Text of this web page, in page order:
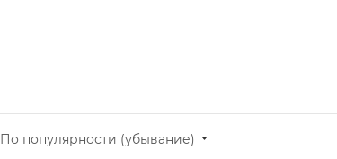
По популярности (убывание)